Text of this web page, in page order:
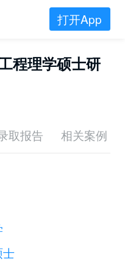
打开App
程理学硕士研
取报告 相关案例